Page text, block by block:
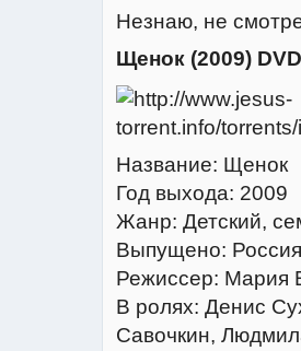
Незнаю, не
Щенок (2009)
Название: Щенок
Год выхода: 2009
Жанр: Детский,
Выпущено:
Режиссер: Мария
В ролях: Денис
Савочкин,